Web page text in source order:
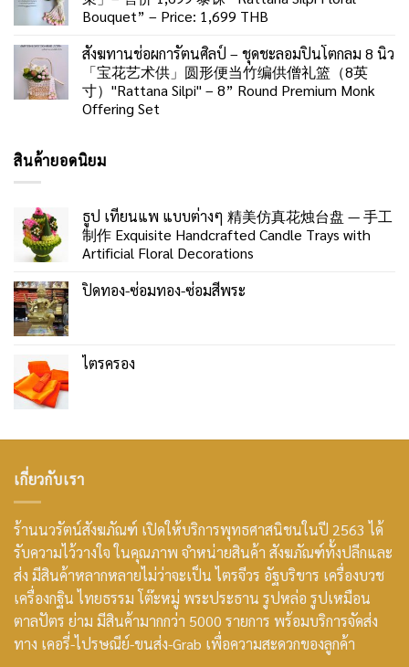
Bouquet” – Price: 1,699 THB
สังฆทานช่อผการัตนศิลป์ – ชุดชะลอมปิ่นโตกลม 8 นิ้ว
「宝花艺术供」圆形便当竹编供僧礼篮（8英
寸）"Rattana Silpi" – 8” Round Premium Monk
Offering Set
สินค้ายอดนิยม
ธูป เทียนแพ แบบต่างๆ 精美仿真花烛台盘 — 手工
制作 Exquisite Handcrafted Candle Trays with
Artificial Floral Decorations
ปิดทอง-ซ่อมทอง-ซ่อมสีพระ
ไตรครอง
เกี่ยวกับเรา
ร้านนวรัตน์สังฆภัณฑ์ เปิดให้บริการพุทธศาสนิชนในปี 2563 ได้
รับความไว้วางใจ ในคุณภาพ จำหน่ายสินค้า สังฆภัณฑ์ทั้งปลีกและ
ส่ง มีสินค้าหลากหลายไม่ว่าจะเป็น ไตรจีวร อัฐบริขาร เครื่องบวช
เครื่องกฐิน ไทยธรรม โต๊ะหมู่ พระประธาน รูปหล่อ รูปเหมือน
ตาลปัตร ย่าม มีสินค้ามากกว่า 5000 รายการ พร้อมบริการจัดส่ง
ทาง เคอรี่-ไปรษณีย์-ขนส่ง-Grab เพื่อความสะดวกของลูกค้า